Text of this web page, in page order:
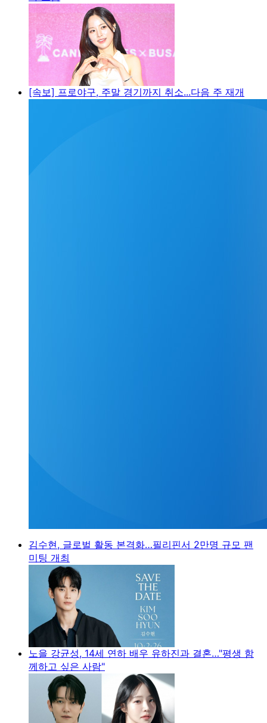
[속보] 프로야구, 주말 경기까지 취소...다음 주 재개
김수현, 글로벌 활동 본격화…필리핀서 2만명 규모 팬
미팅 개최
노을 강균성, 14세 연하 배우 유하진과 결혼…"평생 함
께하고 싶은 사람"